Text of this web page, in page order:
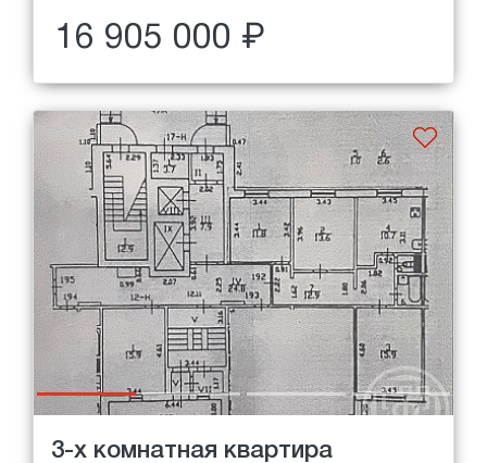
16 905 000 ₽
3-х комнатная квартира